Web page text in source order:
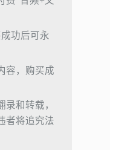
功后可永
容，购买成
录和转载，
者将追究法